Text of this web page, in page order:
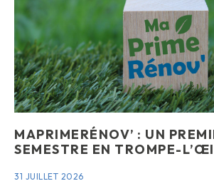
MAPRIMERÉNOV’ : UN
SEMESTRE EN TROMPE-
31 JUILLET 2026